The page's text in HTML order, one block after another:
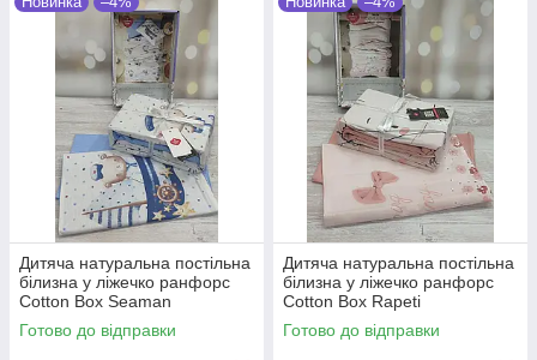
Дитяча натуральна постільна
білизна у ліжечко ранфорс
Cotton Box Seaman
Готово до відправки
Дитяча натуральна постільна
білизна у ліжечко ранфорс
Cotton Box Rapeti
Готово до відправки